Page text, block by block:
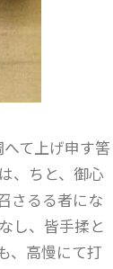
て上げ申す筈
、ちと、御心
さるる者にな
し、皆手揉と
、高慢にて打